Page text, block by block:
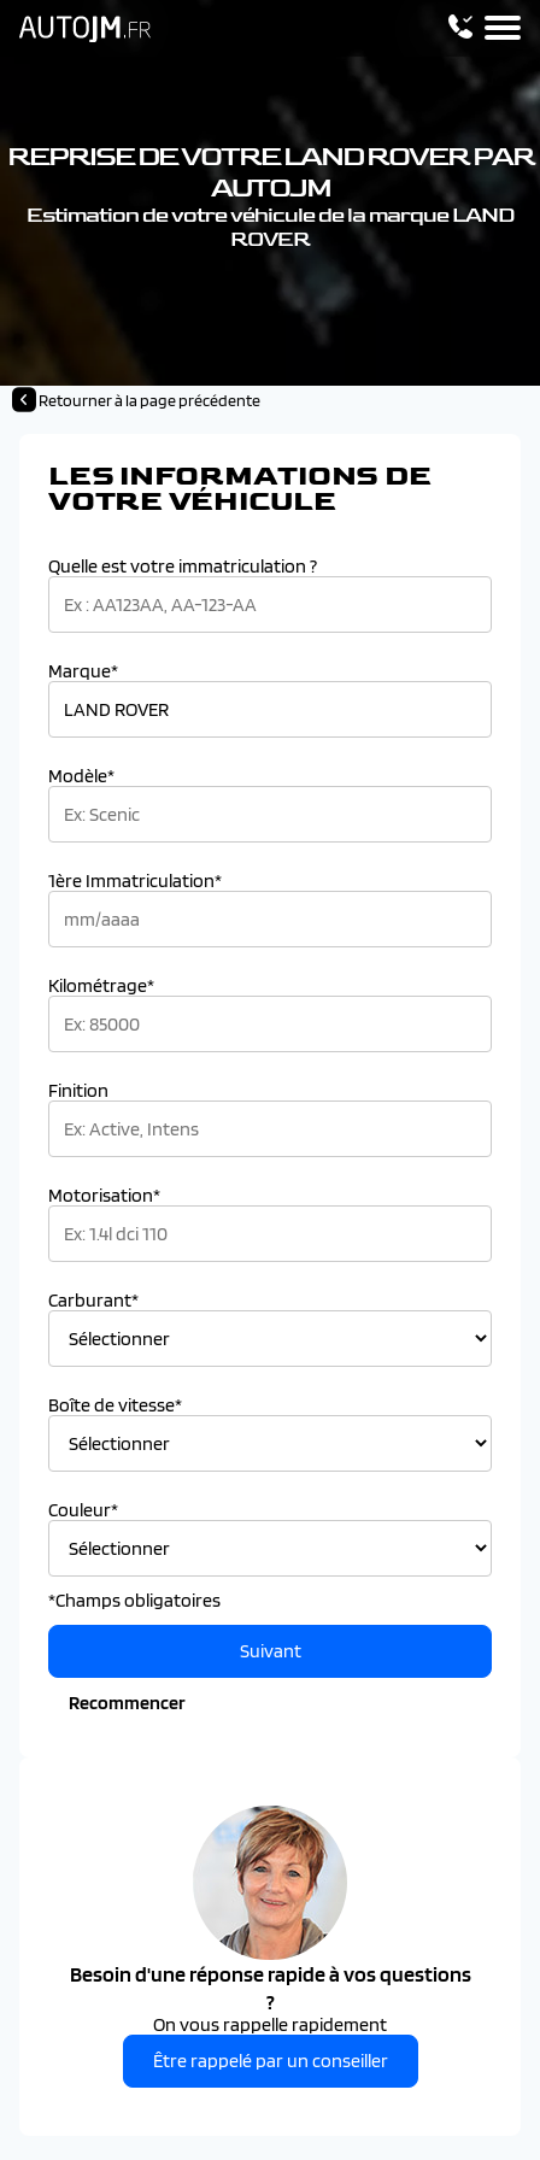
REPRISE DE VOTRE LAND ROVER PAR
AUTOJM
Estimation de votre véhicule de la marque LAND
ROVER
Retourner à la page précédente
LES INFORMATIONS DE
VOTRE VÉHICULE
Quelle est votre immatriculation ?
Marque*
Modèle*
1ère Immatriculation*
Kilométrage*
Finition
Motorisation*
Carburant*
Boîte de vitesse*
Couleur*
*Champs obligatoires
Recommencer
Suivant
Besoin d'une réponse rapide à vos questions
?
On vous rappelle rapidement
Être rappelé par un conseiller